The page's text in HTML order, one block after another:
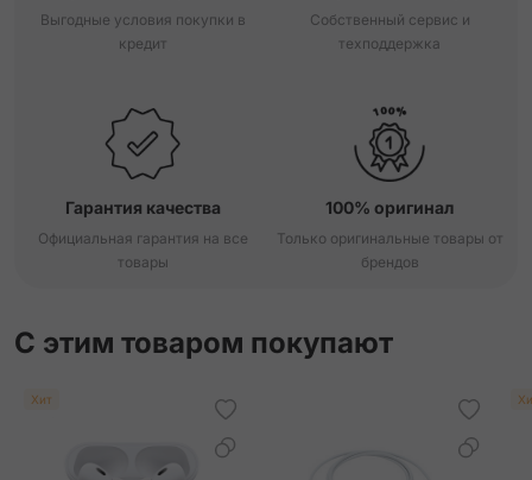
Orange Field Double Tour Hapi Strap
Orange Single Tour Attelage Strap
Orange Single Tour Deployment Buckle Kilim Strap
Rouge Grenat/Vermillon Single Tour Twill Jump Attelage
Strap
Rouge Radieux Single Tour Strap
Sun Single Tour Attelage Strap
Vert Mangrove Single Tour Attelage Strap
Выгодные условия покупки в
кредит
Собственный сервис и
техподдержка
Гарантия качества
Официальная гарантия на все
товары
100% оригинал
Только оригинальные товары от
брендов
С этим товаром покупают
Хит